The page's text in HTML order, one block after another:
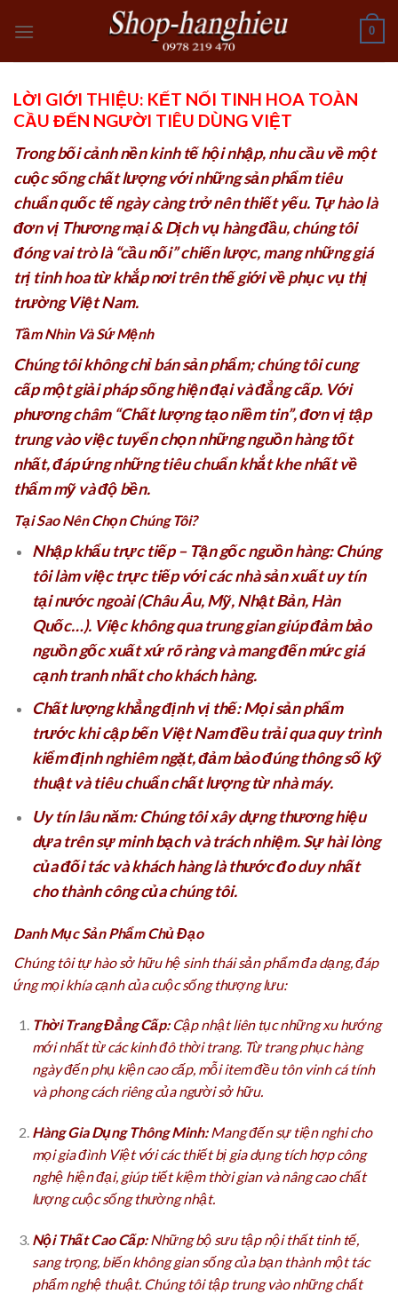
0
LỜI GIỚI THIỆU: KẾT NỐI TINH HOA TOÀN
CẦU ĐẾN NGƯỜI TIÊU DÙNG VIỆT
Trong bối cảnh nền kinh tế hội nhập, nhu cầu về một
cuộc sống chất lượng với những sản phẩm tiêu
chuẩn quốc tế ngày càng trở nên thiết yếu. Tự hào là
đơn vị Thương mại & Dịch vụ hàng đầu, chúng tôi
đóng vai trò là “cầu nối” chiến lược, mang những giá
trị tinh hoa từ khắp nơi trên thế giới về phục vụ thị
trường Việt Nam.
Tầm Nhìn Và Sứ Mệnh
Chúng tôi không chỉ bán sản phẩm; chúng tôi cung
cấp một giải pháp sống hiện đại và đẳng cấp. Với
phương châm “Chất lượng tạo niềm tin”, đơn vị tập
trung vào việc tuyển chọn những nguồn hàng tốt
nhất, đáp ứng những tiêu chuẩn khắt khe nhất về
thẩm mỹ và độ bền.
Tại Sao Nên Chọn Chúng Tôi?
Nhập khẩu trực tiếp – Tận gốc nguồn hàng:Chúng
tôi làm việc trực tiếp với các nhà sản xuất uy tín
tại nước ngoài (Châu Âu, Mỹ, Nhật Bản, Hàn
Quốc…). Việc không qua trung gian giúp đảm bảo
nguồn gốc xuất xứ rõ ràng và mang đến mức giá
cạnh tranh nhất cho khách hàng.
Chất lượng khẳng định vị thế:Mọi sản phẩm
trước khi cập bến Việt Nam đều trải qua quy trình
kiểm định nghiêm ngặt, đảm bảo đúng thông số kỹ
thuật và tiêu chuẩn chất lượng từ nhà máy.
Uy tín lâu năm:Chúng tôi xây dựng thương hiệu
dựa trên sự minh bạch và trách nhiệm. Sự hài lòng
của đối tác và khách hàng là thước đo duy nhất
cho thành công của chúng tôi.
Danh Mục Sản Phẩm Chủ Đạo
Chúng tôi tự hào sở hữu hệ sinh thái sản phẩm đa dạng, đáp
ứng mọi khía cạnh của cuộc sống thượng lưu:
Thời Trang Đẳng Cấp:Cập nhật liên tục những xu hướng
mới nhất từ các kinh đô thời trang. Từ trang phục hàng
ngày đến phụ kiện cao cấp, mỗi item đều tôn vinh cá tính
và phong cách riêng của người sở hữu.
Hàng Gia Dụng Thông Minh:Mang đến sự tiện nghi cho
mọi gia đình Việt với các thiết bị gia dụng tích hợp công
nghệ hiện đại, giúp tiết kiệm thời gian và nâng cao chất
lượng cuộc sống thường nhật.
Nội Thất Cao Cấp:Những bộ sưu tập nội thất tinh tế,
sang trọng, biến không gian sống của bạn thành một tác
phẩm nghệ thuật. Chúng tôi tập trung vào những chất